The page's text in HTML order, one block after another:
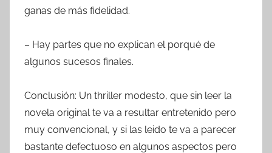
ganas de más fidelidad.
– Hay partes que no explican el porqué de
algunos sucesos finales.
Conclusión: Un thriller modesto, que sin leer la
novela original te va a resultar entretenido pero
muy convencional, y si las leido te va a parecer
bastante defectuoso en algunos aspectos pero